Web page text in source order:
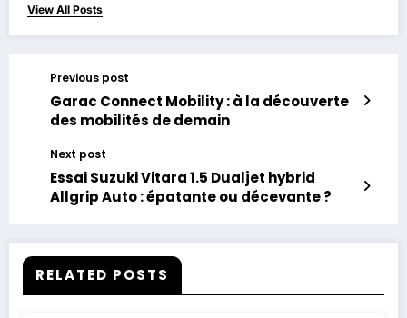
View All Posts
Previous post
Garac Connect Mobility : à la découverte
des mobilités de demain
Next post
Essai Suzuki Vitara 1.5 Dualjet hybrid
Allgrip Auto : épatante ou décevante ?
RELATED POSTS